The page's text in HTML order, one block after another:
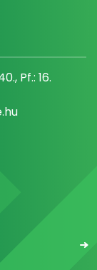
Pf.: 16.